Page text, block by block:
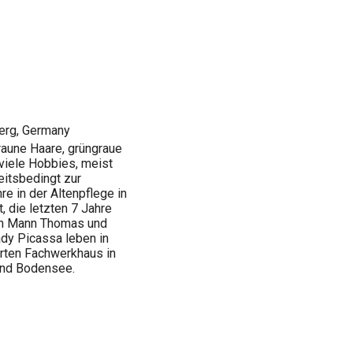
Germany
Haare, grüngraue
Hobbies, meist
zur
in der Altenpflege in
die letzten 7 Jahre
Mann Thomas und
Picassa leben in
Fachwerkhaus in
Bodensee.